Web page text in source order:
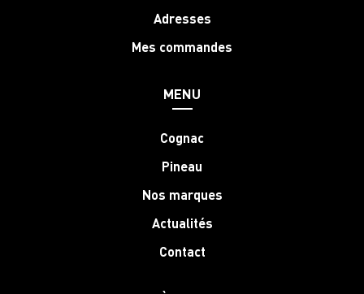
Adresses
Mes commandes
MENU
Cognac
Pineau
Nos marques
Actualités
Contact